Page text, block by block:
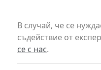
В случай, че се
съдействие от
се с нас.